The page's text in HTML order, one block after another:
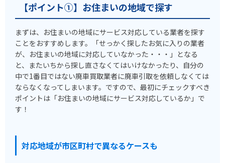
【ポイント①】お住まいの地域で探す
まずは、お住まいの地域にサービス対応している業者を探す
ことをおすすめします。「せっかく探したお気に入りの業者
が、お住まいの地域に対応していなかった・・・」となる
と、またいちから探し直さなくてはいけなかったり、自分の
中で1番目ではない廃車買取業者に廃車引取を依頼しなくては
ならなくなってしまいます。ですので、最初にチェックすべき
ポイントは「お住まいの地域にサービス対応しているか」で
す！
対応地域が市区町村で異なるケースも